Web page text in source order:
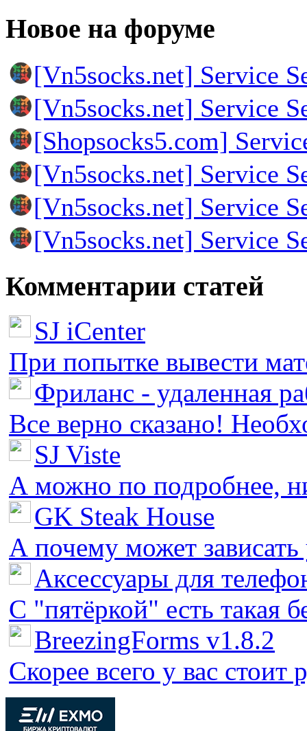
Новое на форуме
[Vn5socks.net] Service
[Vn5socks.net] Service
[Shopsocks5.com]
[Vn5socks.net] Service
[Vn5socks.net] Service
[Vn5socks.net] Service
Комментарии статей
SJ iCenter
При попытке вывести
Фриланс - удаленная
Все верно сказано!
SJ Viste
А можно по подробнее,
GK Steak House
А почему может зависать
Аксессуары для
С "пятёркой" есть такая
BreezingForms v1.8.2
Скорее всего у вас стоит